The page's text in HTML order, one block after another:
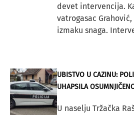
devet intervencija.
vatrogasac
izmaku snaga.
UBISTVO U CAZINU:
UHAPSILA
U naselju Tržačka